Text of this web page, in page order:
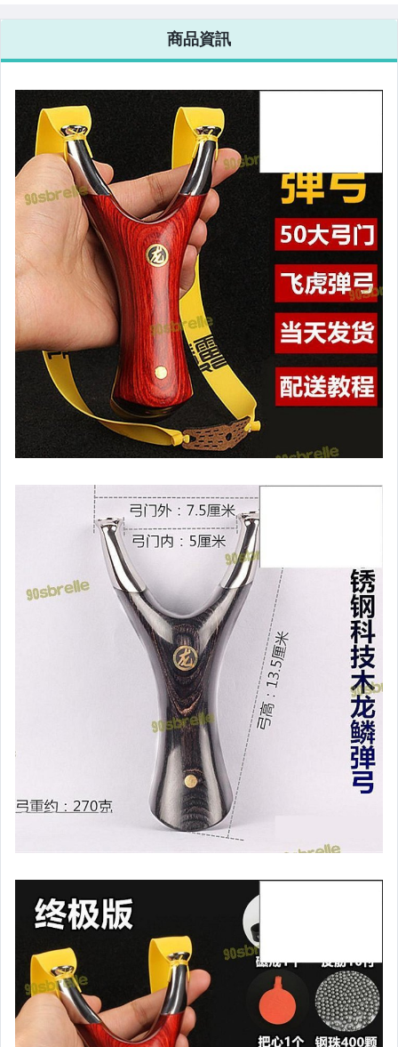
美容保養與彩妝
電腦、平板與周邊
相機、攝影與周邊
運動、戶外與休閒
嬰幼兒與孕婦
汽機車精品百貨
居家、家具與園藝
玩具、模型與公仔
男性精品與服飾
偶像、球員卡與郵幣
女裝與服飾配件
女包精品與女鞋
家電與影音視聽
商品資訊